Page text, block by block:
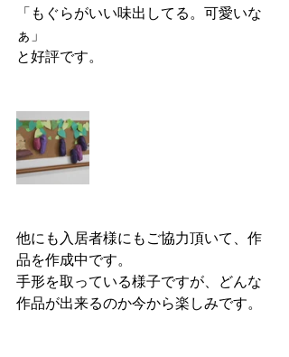
「もぐらがいい味出してる。可愛いな
ぁ」
と好評です。
他にも入居者様にもご協力頂いて、作
品を作成中です。
手形を取っている様子ですが、どんな
作品が出来るのか今から楽しみです。